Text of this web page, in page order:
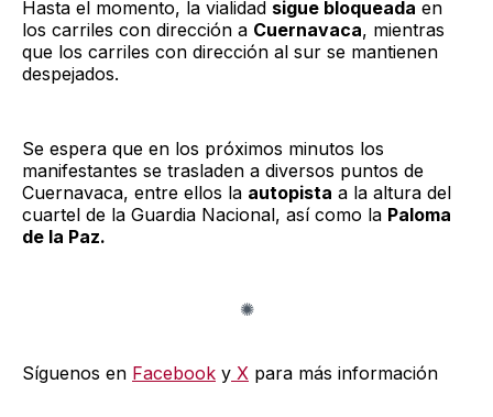
Hasta el momento, la vialidad sigue bloqueada en
los carriles con dirección a Cuernavaca, mientras
que los carriles con dirección al sur se mantienen
despejados.
Se espera que en los próximos minutos los
manifestantes se trasladen a diversos puntos de
Cuernavaca, entre ellos la autopista a la altura del
cuartel de la Guardia Nacional, así como la Paloma
de la Paz.
Síguenos en Facebook y X para más información